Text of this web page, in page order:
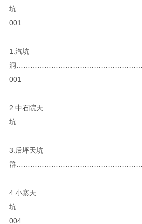
坑
001
1.汽坑
洞
001
2.中石院天
坑
3.后坪天坑
群
4.小寨天
坑
004